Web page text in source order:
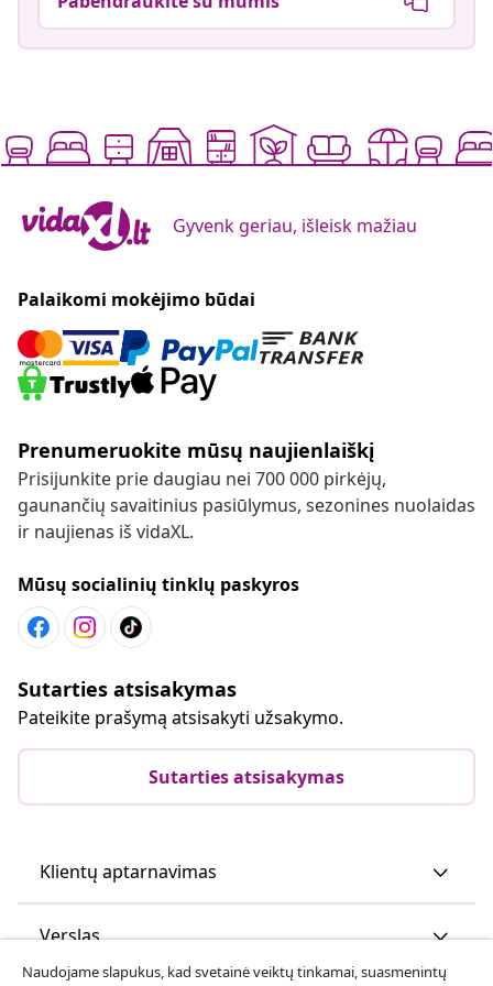
Gyvenk geriau, išleisk mažiau
Palaikomi mokėjimo būdai
Prenumeruokite mūsų naujienlaiškį
Prisijunkite prie daugiau nei 700 000 pirkėjų,
gaunančių savaitinius pasiūlymus, sezonines nuolaidas
ir naujienas iš vidaXL.
Mūsų socialinių tinklų paskyros
Sutarties atsisakymas
Pateikite prašymą atsisakyti užsakymo.
Sutarties atsisakymas
Klientų aptarnavimas
Verslas
Naudojame slapukus, kad svetainė veiktų tinkamai, suasmenintų